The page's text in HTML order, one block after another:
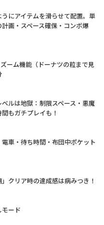
にアイテムを滑らせて配置。単
画・スペース確保・コンボ爆
ーム機能（ドーナツの粒まで見
ルは地獄：制限スペース・悪魔
もガチプレイも！
車・待ち時間・布団中ポケット
クリア時の達成感は病みつき！
モード